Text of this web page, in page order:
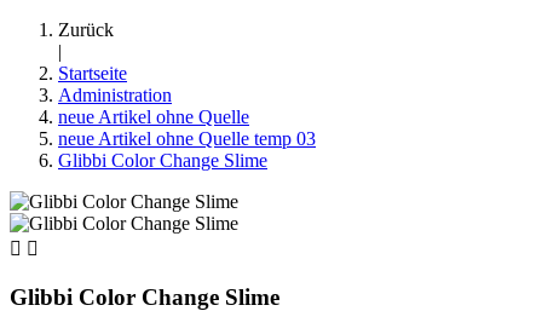
Zurück
|
Startseite
Administration
neue Artikel ohne Quelle
neue Artikel ohne Quelle temp 03
Glibbi Color Change Slime
 
Glibbi Color Change Slime